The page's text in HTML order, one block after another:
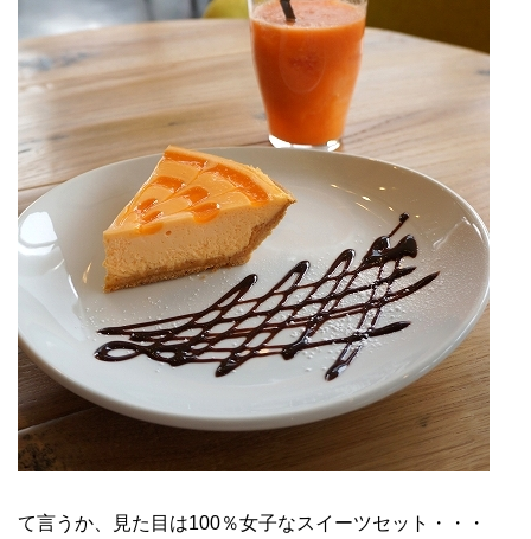
て言うか、見た目は100％女子なスイーツセット・・・